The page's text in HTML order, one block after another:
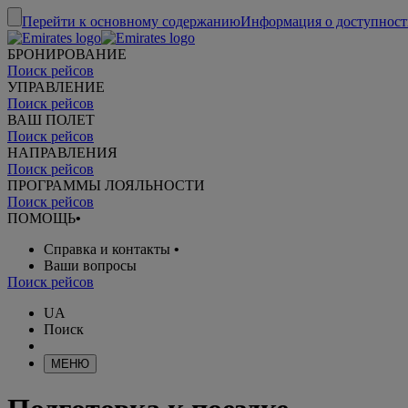
Перейти к основному содержаниюИнформация о
БРОНИРОВАНИЕ
Поиск рейсов
УПРАВЛЕНИЕ
Поиск рейсов
ВАШ ПОЛЕТ
Поиск рейсов
НАПРАВЛЕНИЯ
Поиск рейсов
ПРОГРАММЫ ЛОЯЛЬНОСТИ
Поиск рейсов
ПОМОЩЬ•
Справка и контакты •
Ваши вопросы
Поиск рейсов
UA
Поиск
МЕНЮ